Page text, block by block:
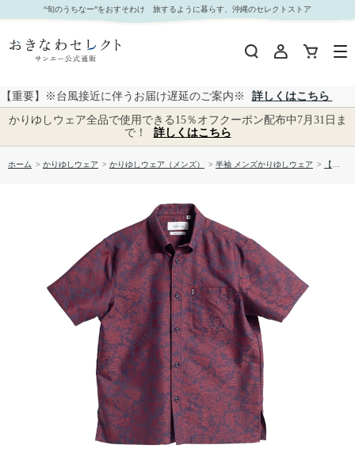
【送料無料】ローバストサラサ かりゆしウェア GEM10013H｜おきなわセレクト サンエー公式
通販
“旬のうちなー”をおすそわけ 旅するように暮らす、沖縄のセレクトストア
【重要】※台風接近に伴うお届け遅延のご案内※
詳しくはこちら
かりゆしウェア全品で使用できる15％オフクーポン配布中7月31日ま
で！
詳しくはこちら
ホーム > かりゆしウェア > かりゆしウェア（メンズ） > 半袖 メンズかりゆしウェア > 【送料無料】ローバストサラサ かりゆしウェア GEM10013H